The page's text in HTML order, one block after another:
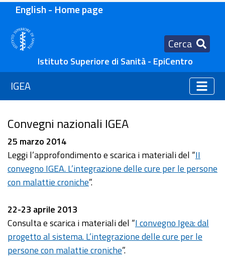
English - Home page
Cerca
Istituto Superiore di Sanità - EpiCentro
IGEA
Convegni nazionali IGEA
25 marzo 2014
Leggi l’approfondimento e scarica i materiali del “II
convegno IGEA. L’integrazione delle cure per le persone
con malattie croniche”.
22-23 aprile 2013
Consulta e scarica i materiali del “I convegno Igea: dal
progetto al sistema. L’integrazione delle cure per le
persone con malattie croniche”.